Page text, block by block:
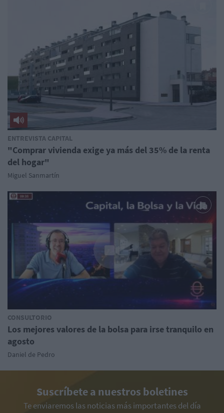
ENTREVISTA CAPITAL
"Comprar vivienda exige ya más del 35% de la renta
del hogar"
Miguel Sanmartín
CONSULTORIO
Los mejores valores de la bolsa para irse tranquilo en
agosto
Daniel de Pedro
Suscríbete a nuestros boletines
Te enviaremos las noticias más importantes del día